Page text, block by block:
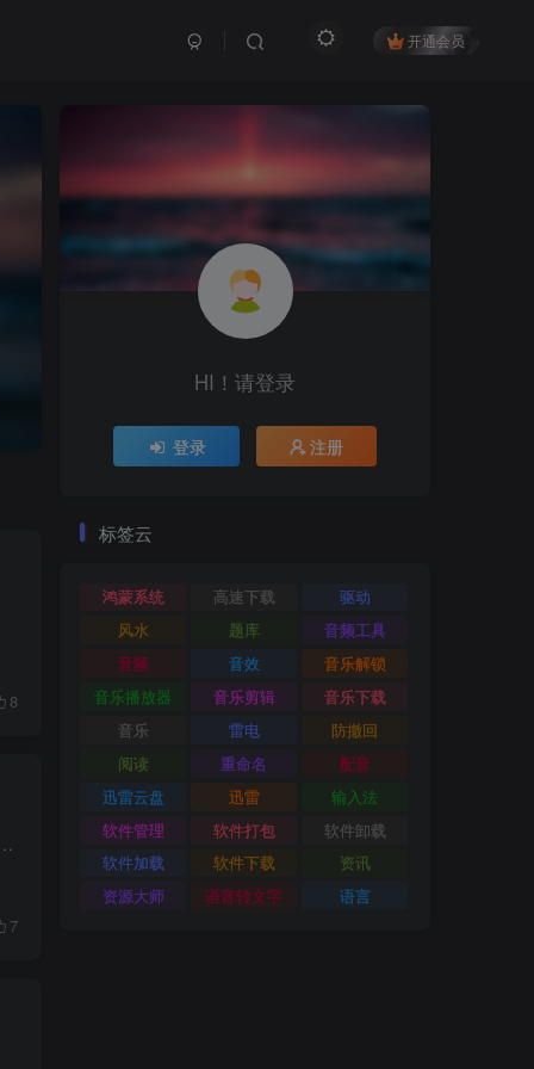
开通会员
无广告 下载链接
8
7
HI！请登录
登录 注册
标签云
鸿蒙系统 高速下载
驱动
风水
题库
音频工具
音频
音效
音乐解锁
音乐播放器
音乐剪辑
音乐下载
音乐
雷电
防撤回
阅读
重命名
配音
迅雷云盘
迅雷
输入法
软件管理
软件打包
软件卸载
软件加载
软件下载
资讯
资源大师
语音转文字 语言